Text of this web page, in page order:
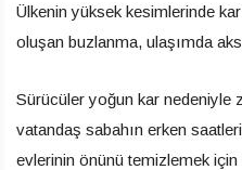
Ülkenin yüksek kesimlerinde
oluşan buzlanma, ulaşımda
Sürücüler yoğun kar nedeniyle
vatandaş sabahın erken
evlerinin önünü temizlemek için